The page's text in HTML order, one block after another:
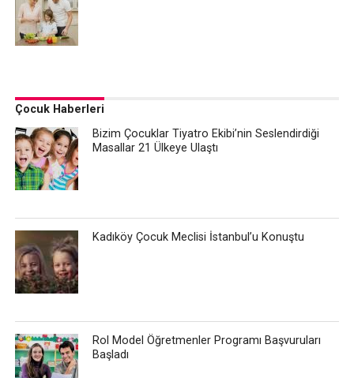
Çocuk Haberleri
Bizim Çocuklar Tiyatro Ekibi’nin Seslendirdiği
Masallar 21 Ülkeye Ulaştı
Kadıköy Çocuk Meclisi İstanbul’u Konuştu
Rol Model Öğretmenler Programı Başvuruları
Başladı